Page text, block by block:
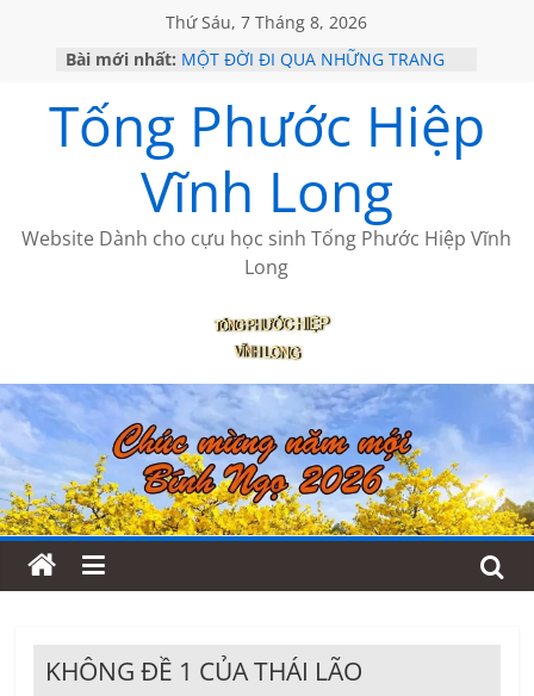
Thứ Sáu, 7 Tháng 8, 2026
Bài mới nhất: MỘT ĐỜI ĐI QUA NHỮNG TRANG
KHÔNG ĐỀ 19 CỦA THÁI LÃO
CHÙM THƠ CỦA BÍCH HÀ
GIÃ TỪ ĐÀ LẠT của ANTH ĐOÀN
HỌC SỬ HỒI XƯA
Tống Phước Hiệp
Vĩnh Long
Website Dành cho cựu học sinh Tống Phước Hiệp Vĩnh
Long
KHÔNG ĐỀ 1 CỦA THÁI LÃO